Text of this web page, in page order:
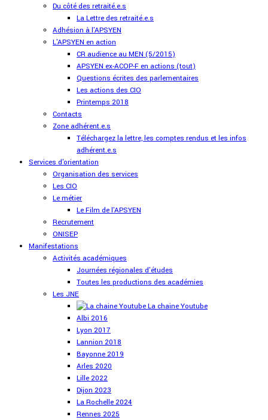
Du côté des retraité.e.s
La Lettre des retraité.e.s
Adhésion à l'APSYEN
L'APSYEN en action
CR audience au MEN (5/2015)
APSYEN ex-ACOP-F en actions (tout)
Questions écrites des parlementaires
Les actions des CIO
Printemps 2018
Contacts
Zone adhérent.e.s
Téléchargez la lettre, les comptes rendus et les infos
adhérent.e.s
Services d'orientation
Organisation des services
Les CIO
Le métier
Le Film de l'APSYEN
Recrutement
ONISEP
Manifestations
Activités académiques
Journées régionales d'études
Toutes les productions des académies
Les JNE
La chaine Youtube
Albi 2016
Lyon 2017
Lannion 2018
Bayonne 2019
Arles 2020
Lille 2022
Dijon 2023
La Rochelle 2024
Rennes 2025